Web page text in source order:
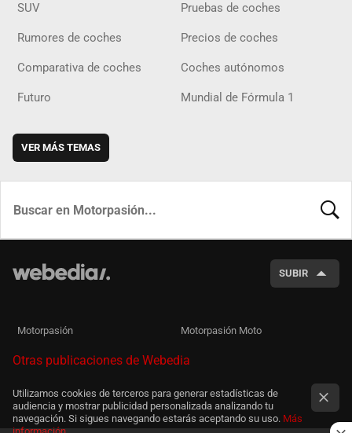
SUV Pruebas de coches
Rumores de coches Precios de coches
Comparativa de coches Coches autónomos
Futuro Mundial de Fórmula 1
VER MÁS TEMAS
SUBIR
Motorpasión Motorpasión Moto
Otras publicaciones de Webedia
Utilizamos cookies de terceros para generar estadísticas de
audiencia y mostrar publicidad personalizada analizando tu
navegación. Si sigues navegando estarás aceptando su uso. Más